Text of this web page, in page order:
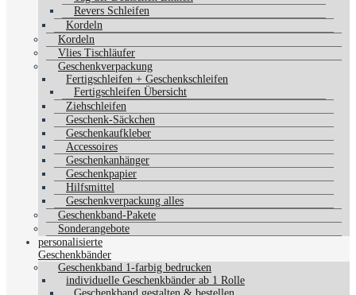
Revers Schleifen
Kordeln
Kordeln
Vlies Tischläufer
Geschenkverpackung
Fertigschleifen + Geschenkschleifen
Fertigschleifen Übersicht
Ziehschleifen
Geschenk-Säckchen
Geschenkaufkleber
Accessoires
Geschenkanhänger
Geschenkpapier
Hilfsmittel
Geschenkverpackung alles
Geschenkband-Pakete
Sonderangebote
personalisierte
Geschenkbänder
Geschenkband 1-farbig bedrucken
individuelle Geschenkbänder ab 1 Rolle